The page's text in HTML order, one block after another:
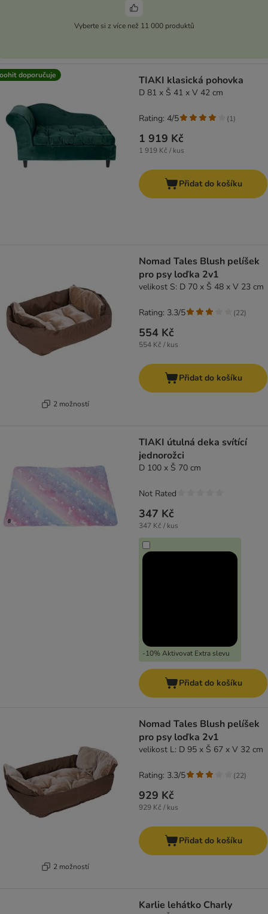
Vyberte si z více než 11 000 produktů
doporučuje TIAKI klasická pohovka
D 81 x Š 41 x V 42 cm
1 919 Kč
1 919 Kč / kus
Rating: 4/5 (1)
Přidat do košíku
2 možností
Nomad Tales Blush pelíšek
pro psy loďka 2v1
velikost S: D 70 x Š 48 x V 23 cm
554 Kč
554 Kč / kus
Rating: 3.3/5 (22)
Přidat do košíku
TIAKI útulná deka svítící
jednorožci
D 100 x Š 70 cm
347 Kč
347 Kč / kus
-10% Aktivovat Extra slevu
Not Rated
Přidat do košíku
2 možností
Nomad Tales Blush pelíšek
pro psy loďka 2v1
velikost L: D 95 x Š 67 x V 32 cm
929 Kč
929 Kč / kus
Rating: 3.3/5 (22)
Přidat do košíku
Karlie lehátko Charly